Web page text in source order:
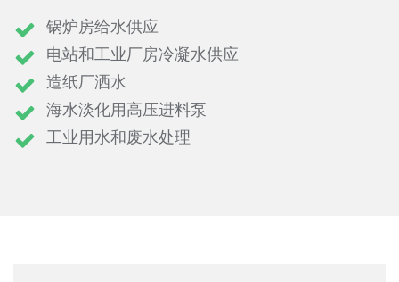
锅炉房给水供应
电站和工业厂房冷凝水供应
造纸厂洒水
海水淡化用高压进料泵
工业用水和废水处理